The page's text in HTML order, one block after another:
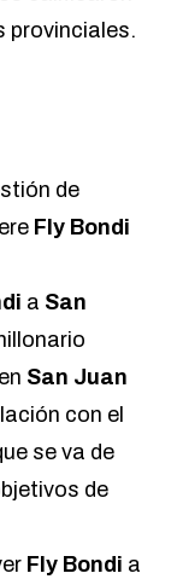
provinciales.
de
Fly Bondi
a San
en San Juan
con el
se va de
de
Fly Bondi a